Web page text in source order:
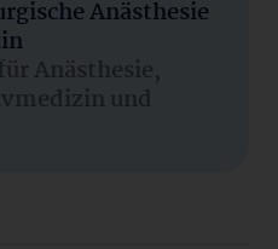
Anästhesie
Anästhesie,
und